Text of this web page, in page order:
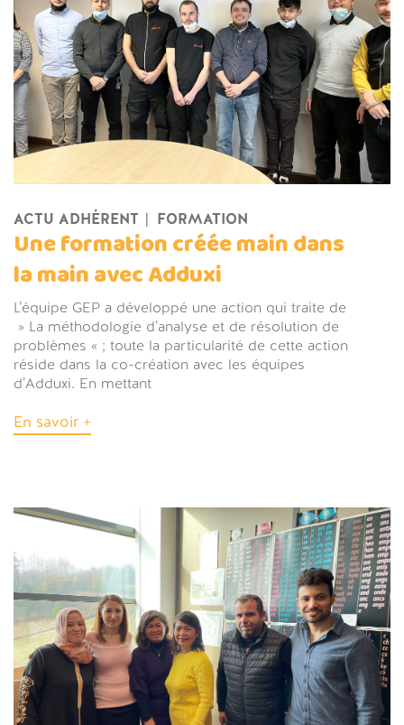
ACTU ADHÉRENT FORMATION
Une formation créée main dans
la main avec Adduxi
L’équipe GEP a développé une action qui traite de
» La méthodologie d’analyse et de résolution de
problèmes « ; toute la particularité de cette action
réside dans la co-création avec les équipes
d’Adduxi. En mettant
En savoir +